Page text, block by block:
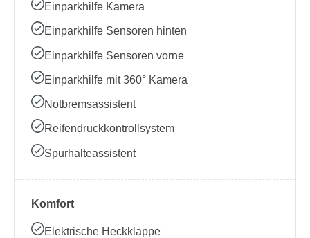
Einparkhilfe Kamera
Einparkhilfe Sensoren hinten
Einparkhilfe Sensoren vorne
Einparkhilfe mit 360° Kamera
Notbremsassistent
Reifendruckkontrollsystem
Spurhalteassistent
Komfort
Elektrische Heckklappe